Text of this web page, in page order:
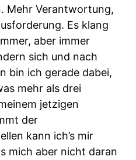
Mehr Verantwortung,
Es klang
aber immer
sich und nach
bin ich gerade dabei,
mehr als drei
jetzigen
der
kann ich’s mir
mich aber nicht daran